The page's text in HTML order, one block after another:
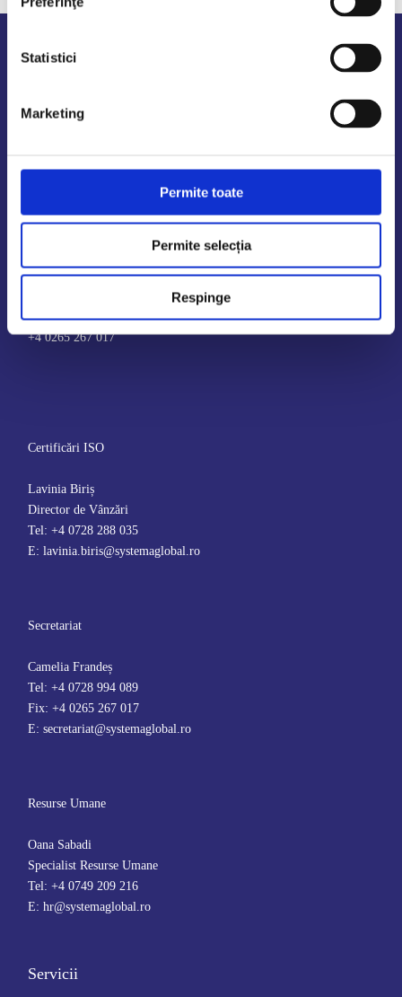
Statistici
Marketing
Permite toate
Permite selecția
Respinge
str. Madách Imre, nr. 8, 540157,
Târgu Mureș, jud. Mureș, România
office@systemaglobal.ro
+4 0265 267 017
Certificări ISO
Lavinia Biriș
Director de Vânzări
Tel: +4 0728 288 035
E: lavinia.biris@systemaglobal.ro
Secretariat
Camelia Frandeș
Tel: +4 0728 994 089
Fix: +4 0265 267 017
E: secretariat@systemaglobal.ro
Resurse Umane
Oana Sabadi
Specialist Resurse Umane
Tel: +4 0749 209 216
E: hr@systemaglobal.ro
Servicii